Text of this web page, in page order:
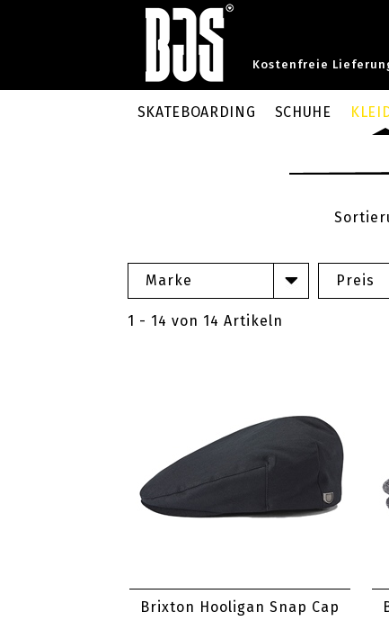
Kostenfreie
SKATEBOARDING SCHUHE
Marke Preis
1 - 14 von 14 Artikeln
Brixton Hooligan Snap Cap